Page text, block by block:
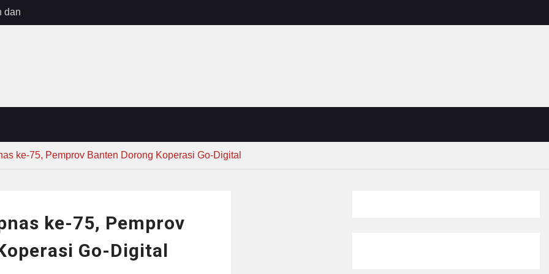
dan
ke-75, Pemprov Banten Dorong Koperasi Go-Digital
ke-75, Pemprov
Go-Digital